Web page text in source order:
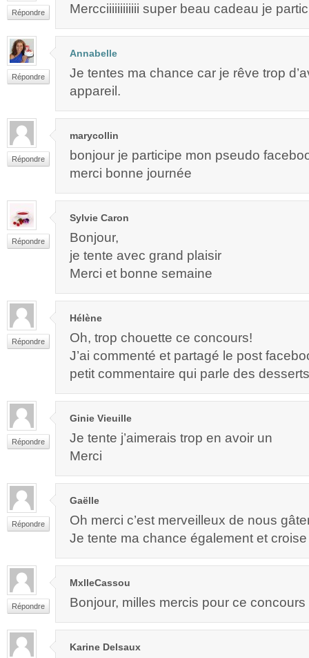
Répondre Mercciiiiiiiiiiii super beau cadeau je
Répondre
Annabelle
Je tentes ma chance car je rêve trop
appareil.
Répondre
marycollin
bonjour je participe mon pseudo
merci bonne journée
Répondre
Sylvie Caron
Bonjour,
je tente avec grand plaisir
Merci et bonne semaine
Répondre
Hélène
Oh, trop chouette ce concours!
J’ai commenté et partagé le post
petit commentaire qui parle des
Répondre
Ginie Vieuille
Je tente j’aimerais trop en avoir un
Merci
Répondre
Gaëlle
Oh merci c’est merveilleux de nous
Je tente ma chance également et
Répondre
MxlleCassou
Bonjour, milles mercis pour ce
Karine Delsaux